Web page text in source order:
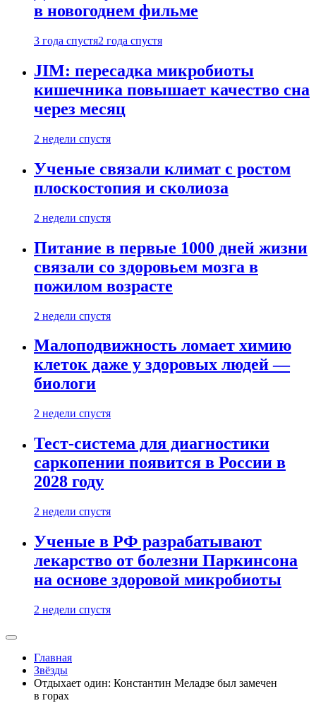
в новогоднем фильме
3 года спустя2 года спустя
JIM: пересадка микробиоты
кишечника повышает качество сна
через месяц
2 недели спустя
Ученые связали климат с ростом
плоскостопия и сколиоза
2 недели спустя
Питание в первые 1000 дней жизни
связали со здоровьем мозга в
пожилом возрасте
2 недели спустя
Малоподвижность ломает химию
клеток даже у здоровых людей —
биологи
2 недели спустя
Тест-система для диагностики
саркопении появится в России в
2028 году
2 недели спустя
Ученые в РФ разрабатывают
лекарство от болезни Паркинсона
на основе здоровой микробиоты
2 недели спустя
Главная
Звёзды
Отдыхает один: Константин Меладзе был замечен
в горах